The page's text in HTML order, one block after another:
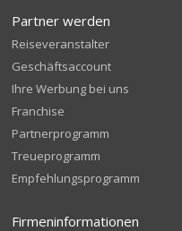
Partner werden
Reiseveranstalter
Geschäftsaccount
Ihre Werbung bei uns
Franchise
Partnerprogramm
Treueprogramm
Empfehlungsprogramm
Firmeninformationen